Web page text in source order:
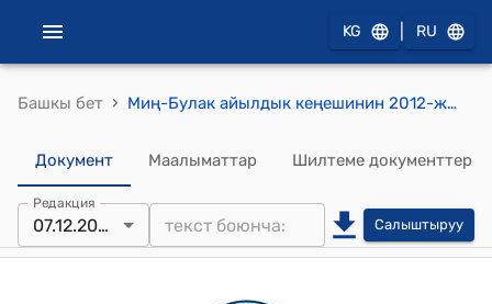
KG RU
Башкы бет › Миң-Булак айылдык кеңешинин 2012-жылдын 7-декабрындагы № 1 «Айылдык аймактык кеңешинин төрагасын жана орун басарын шайлоо жөнүндө» токтому
Документ Маалыматтар Шилтеме документтер
Редакция
07.12.2012 Салыштыруу